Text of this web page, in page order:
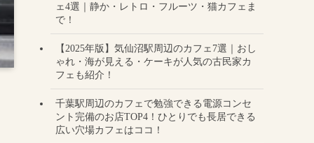
ェ4選｜静か・レトロ・フルーツ・猫カフェま
で！
【2025年版】気仙沼駅周辺のカフェ7選｜おし
ゃれ・海が見える・ケーキが人気の古民家カ
フェも紹介！
千葉駅周辺のカフェで勉強できる電源コンセ
ント完備のお店TOP4！ひとりでも長居できる
広い穴場カフェはココ！